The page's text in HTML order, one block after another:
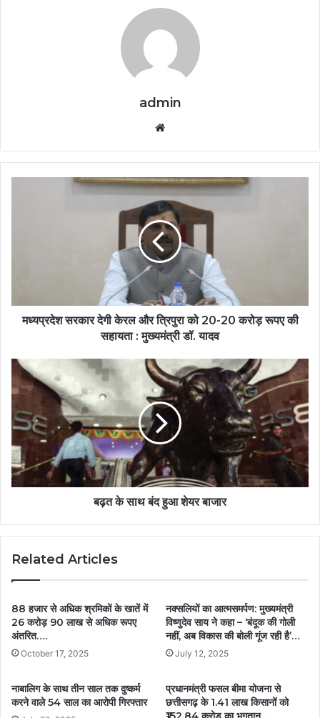
admin
मध्यप्रदेश सरकार देगी केरल और त्रिपुरा को 20-20 करोड़ रूपए की
सहायता : मुख्यमंत्री डॉ. यादव
बढ़त के साथ बंद हुआ शेयर बाजार
Related Articles
88 हजार से अधिक श्रमिकों के खातें में
26 करोड़ 90 लाख से अधिक रूपए
अंतरित….
October 17, 2025
नक्सलियों का आत्मसमर्पण: मुख्यमंत्री
विष्णुदेव साय ने कहा – ‘बंदूक की गोली
नहीं, अब विकास की बोली गूंज रही है’…
July 12, 2025
नाबालिग के साथ तीन साल तक दुष्कर्म
करने वाले 54 साल का आरोपी गिरफ्तार
प्रधानमंत्री फसल बीमा योजना से
छत्तीसगढ़ के 1.41 लाख किसानों को